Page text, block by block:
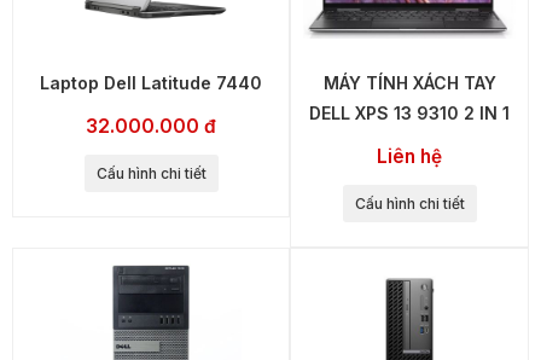
Laptop Dell Latitude 7440
32.000.000 đ
Cấu hình chi tiết
MÁY TÍNH XÁCH TAY
DELL XPS 13 9310 2 IN 1
Liên hệ
Cấu hình chi tiết